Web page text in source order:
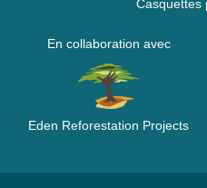
Casquettes
En collaboration avec
Eden Reforestation Projects